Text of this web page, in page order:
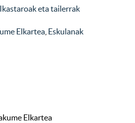
Ikastaroak eta tailerrak
Elkartea Eskulanak
Elkartea